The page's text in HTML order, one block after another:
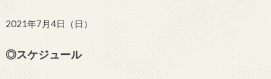
2021年7月4日（日）
◎スケジュール